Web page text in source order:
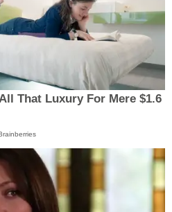
That Luxury For Mere $1.6